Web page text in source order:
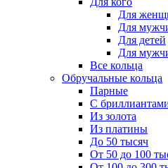
Для
Для
Для детей
Для
Все кольца
Обручальные кольца
Парные
С
Из золота
Из платины
До 50 тысяч
От 50 до 100